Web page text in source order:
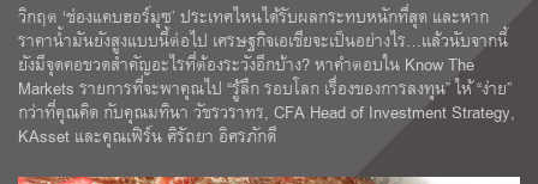
วิกฤต ‘ช่องแคบฮอร์มุซ’ ประเทศไหนได้รับผลกระทบหนักที่สุด และหาก
ราคาน้ำมันยังสูงแบบนี้ต่อไป เศรษฐกิจเอเชียจะเป็นอย่างไร…เเล้วนับจากนี้
ยังมีจุดคอขวดสำคัญอะไรที่ต้องระวังอีกบ้าง? หาคำตอบใน Know The
Markets รายการที่จะพาคุณไป “รู้ลึก รอบโลก เรื่องของการลงทุน” ให้ “ง่าย”
กว่าที่คุณคิด กับคุณมทินา วัชรวราทร, CFA Head of Investment Strategy,
KAsset และคุณเฟิร์น ศิรัถยา อิศรภักดี